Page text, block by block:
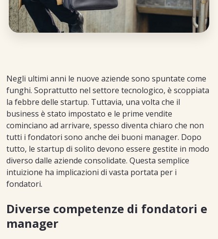
Negli ultimi anni le nuove aziende sono spuntate come
funghi. Soprattutto nel settore tecnologico, è scoppiata
la febbre delle startup. Tuttavia, una volta che il
business è stato impostato e le prime vendite
cominciano ad arrivare, spesso diventa chiaro che non
tutti i fondatori sono anche dei buoni manager. Dopo
tutto, le startup di solito devono essere gestite in modo
diverso dalle aziende consolidate. Questa semplice
intuizione ha implicazioni di vasta portata per i
fondatori.
Diverse competenze di fondatori e
manager